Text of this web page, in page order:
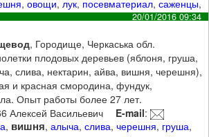
,овощи, лук, посевматериал,саженцы,
20/01/2016 09:34
, Городище, Черкаська обл.
плодовых деревьев (яблоня, груша,
слива, нектарин, айва, вишня, черешня),
и красная смородина, фундук,
Опыт работы более 27 лет.
Алексей Васильевич E-mail:
, вишня,алыча,слива,черешня, груша,